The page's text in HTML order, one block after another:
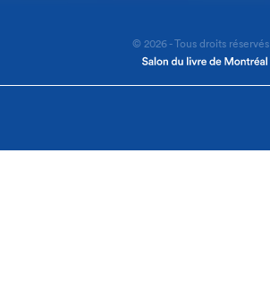
© 2026 - Tous droits réservés